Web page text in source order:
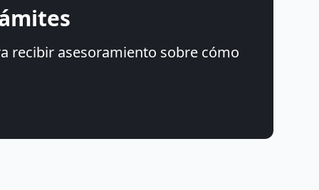
recibir asesoramiento sobre cómo